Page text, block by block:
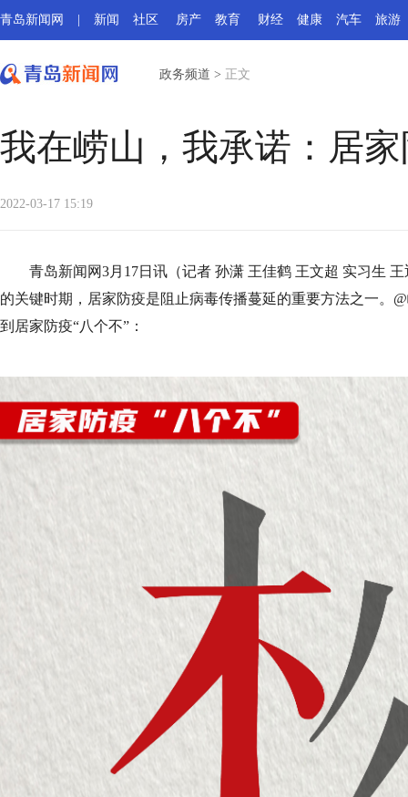
青岛新闻网 新闻 社区 房产 教育 财经 健康 汽车 旅游
政务频道 > 正文
我在崂山，我承诺：居
2022-03-17 15:19
青岛新闻网3月17日讯（记者 孙潇 王佳鹤 王文超 实习生
的关键时期，居家防疫是阻止病毒传播蔓延的重要方法之一。
到居家防疫“八个不”：